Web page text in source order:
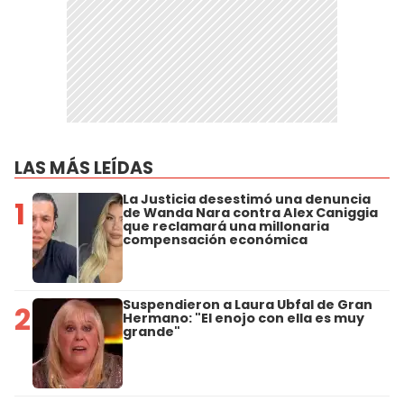
LAS MÁS LEÍDAS
1 La Justicia desestimó una denuncia
de Wanda Nara contra Alex Caniggia
que reclamará una millonaria
compensación económica
2 Suspendieron a Laura Ubfal de Gran
Hermano: "El enojo con ella es muy
grande"